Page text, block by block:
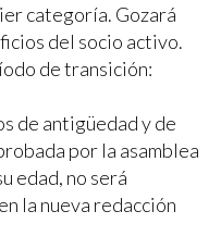
categoría. Gozará
del socio activo.
de transición:
de antigüedad y de
por la asamblea
edad, no será
la nueva redacción